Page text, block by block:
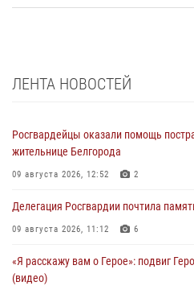
ЛЕНТА НОВОСТЕЙ
Росгвардейцы оказали помощь
жительнице Белгорода
09 августа 2026, 12:52 2
Делегация Росгвардии почтила
09 августа 2026, 11:12 6
«Я расскажу вам о Герое»: подвиг
(видео)